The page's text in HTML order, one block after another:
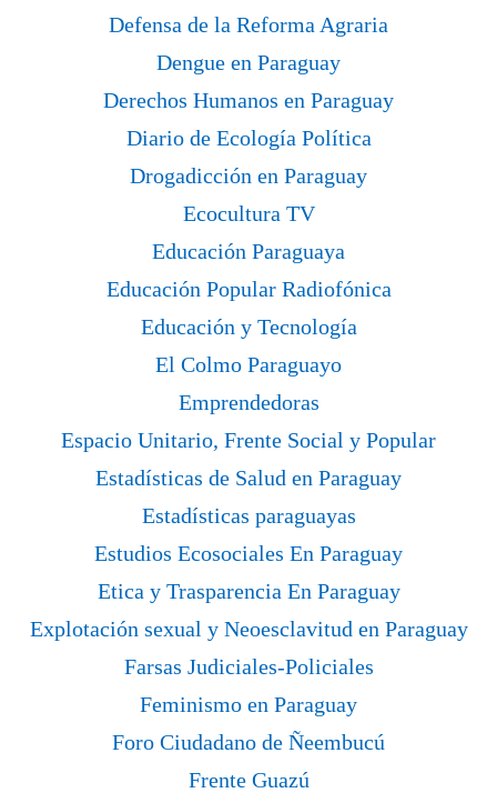
Defensa de la Reforma Agraria
Dengue en Paraguay
Derechos Humanos en Paraguay
Diario de Ecología Política
Drogadicción en Paraguay
Ecocultura TV
Educación Paraguaya
Educación Popular Radiofónica
Educación y Tecnología
El Colmo Paraguayo
Emprendedoras
Espacio Unitario, Frente Social y Popular
Estadísticas de Salud en Paraguay
Estadísticas paraguayas
Estudios Ecosociales En Paraguay
Etica y Trasparencia En Paraguay
Explotación sexual y Neoesclavitud en Paraguay
Farsas Judiciales-Policiales
Feminismo en Paraguay
Foro Ciudadano de Ñeembucú
Frente Guazú